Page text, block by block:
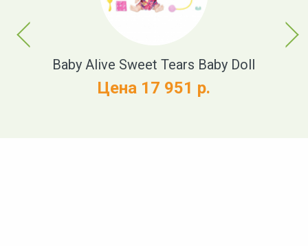
Previous
Baby Alive Sweet Tears Baby Doll
Цена 17 951 р.
Next